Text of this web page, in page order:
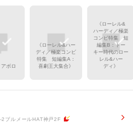
ボロ
《ローレル&ハー
ディ／極楽コンビ
特集 短編集A：
喜劇王大集合》
《ローレル&
ハーディ／極楽
コンビ特集 短
編集B：トー
キー時代のロー
レル&ハー
ディ》
ブルメールHAT神戸2F